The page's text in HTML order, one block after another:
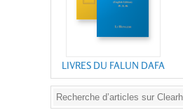
LIVRES DU FALUN DAFA